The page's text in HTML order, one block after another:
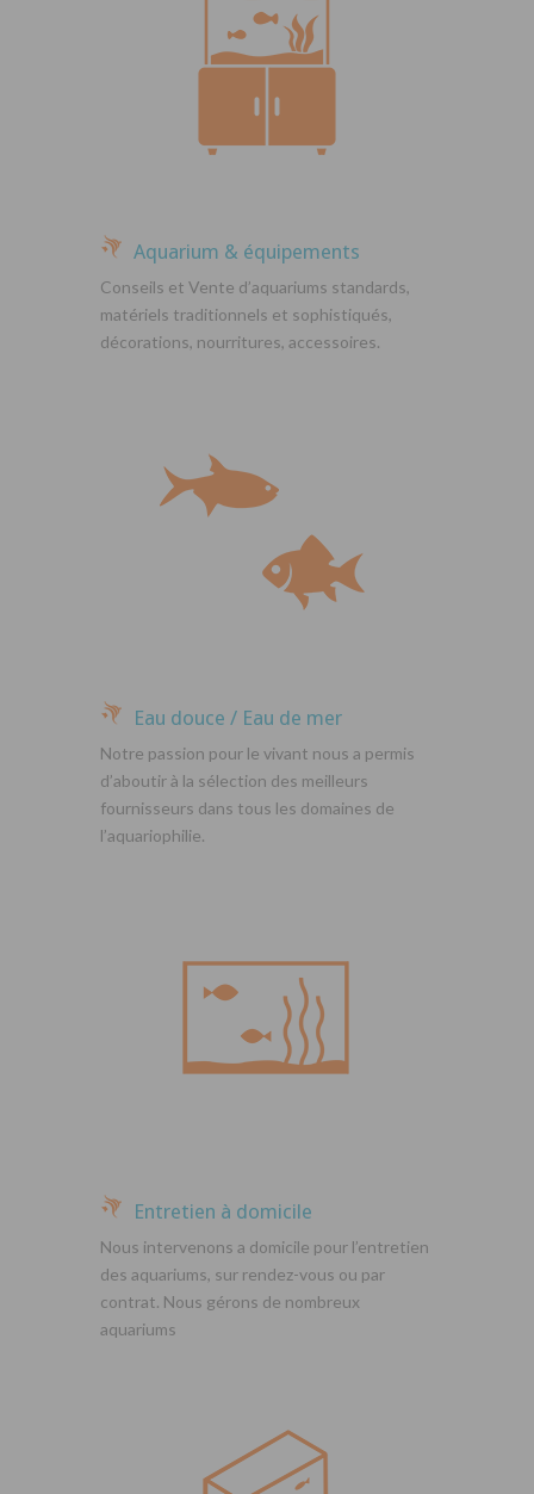
Aquarium & équipements
Conseils et Vente d’aquariums standards,
matériels traditionnels et sophistiqués,
décorations, nourritures, accessoires.
Eau douce / Eau de mer
Notre passion pour le vivant nous a permis
d’aboutir à la sélection des meilleurs
fournisseurs dans tous les domaines de
l’aquariophilie.
Entretien à domicile
Nous intervenons a domicile pour l’entretien
des aquariums, sur rendez-vous ou par
contrat. Nous gérons de nombreux
aquariums